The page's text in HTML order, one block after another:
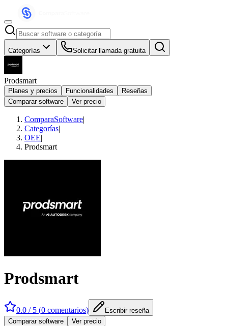
Categorías Solicitar llamada gratuita
Prodsmart
Planes y precios Funcionalidades
Reseñas
Comparar software
Ver precio
ComparaSoftware|
Categorías|
OEE|
Prodsmart
Prodsmart
0.0 / 5 (0 comentarios)
Escribir reseña
Comparar software
Ver precio